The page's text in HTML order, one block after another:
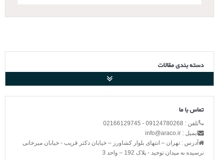
دسته بندی مقالات
تماس با ما
تلفن : 09124780268 - 02166129745
ایمیل : info@araco.ir
آدرس : تهران – انتهای بلوار کشاورز – خیابان دکتر قریب - خیابان میرخانی
نرسیده به میدان توحید - پلاک 192 – واحد 3